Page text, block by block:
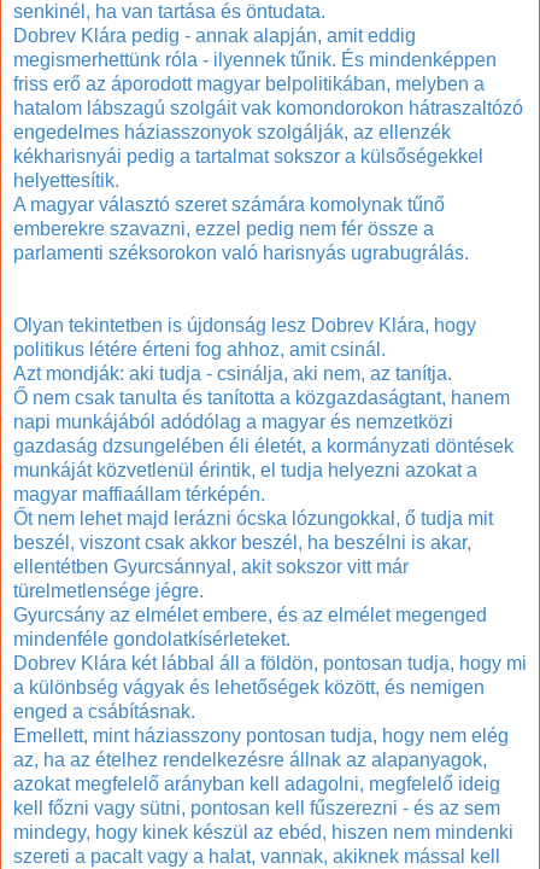
senkinél, ha van tartása és öntudata.
Dobrev Klára pedig - annak alapján, amit eddig
megismerhettünk róla - ilyennek tűnik. És mindenképpen
friss erő az áporodott magyar belpolitikában, melyben a
hatalom lábszagú szolgáit vak komondorokon hátraszaltózó
engedelmes háziasszonyok szolgálják, az ellenzék
kékharisnyái pedig a tartalmat sokszor a külsőségekkel
helyettesítik.
A magyar választó szeret számára komolynak tűnő
emberekre szavazni, ezzel pedig nem fér össze a
parlamenti széksorokon való harisnyás ugrabugrálás.
Olyan tekintetben is újdonság lesz Dobrev Klára, hogy
politikus létére érteni fog ahhoz, amit csinál.
Azt mondják: aki tudja - csinálja, aki nem, az tanítja.
Ő nem csak tanulta és tanította a közgazdaságtant, hanem
napi munkájából adódólag a magyar és nemzetközi
gazdaság dzsungelében éli életét, a kormányzati döntések
munkáját közvetlenül érintik, el tudja helyezni azokat a
magyar maffiaállam térképén.
Őt nem lehet majd lerázni ócska lózungokkal, ő tudja mit
beszél, viszont csak akkor beszél, ha beszélni is akar,
ellentétben Gyurcsánnyal, akit sokszor vitt már
türelmetlensége jégre.
Gyurcsány az elmélet embere, és az elmélet megenged
mindenféle gondolatkísérleteket.
Dobrev Klára két lábbal áll a földön, pontosan tudja, hogy mi
a különbség vágyak és lehetőségek között, és nemigen
enged a csábításnak.
Emellett, mint háziasszony pontosan tudja, hogy nem elég
az, ha az ételhez rendelkezésre állnak az alapanyagok,
azokat megfelelő arányban kell adagolni, megfelelő ideig
kell főzni vagy sütni, pontosan kell fűszerezni - és az sem
mindegy, hogy kinek készül az ebéd, hiszen nem mindenki
szereti a pacalt vagy a halat, vannak, akiknek mással kell